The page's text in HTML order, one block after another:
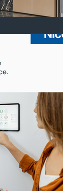
Milano
garage a Milano
Persiane blindate
antiseqestro